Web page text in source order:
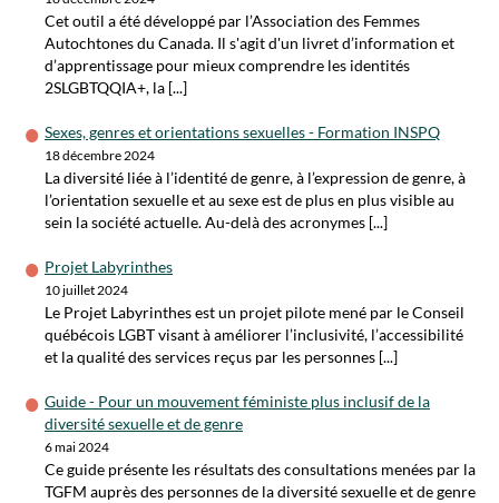
Cet outil a été développé par l’Association des Femmes
Autochtones du Canada. Il s'agit d'un livret d’information et
d’apprentissage pour mieux comprendre les identités
2SLGBTQQIA+, la [...]
Sexes, genres et orientations sexuelles - Formation INSPQ
18 décembre 2024
La diversité liée à l’identité de genre, à l’expression de genre, à
l’orientation sexuelle et au sexe est de plus en plus visible au
sein la société actuelle. Au-delà des acronymes [...]
Projet Labyrinthes
10 juillet 2024
Le Projet Labyrinthes est un projet pilote mené par le Conseil
québécois LGBT visant à améliorer l’inclusivité, l’accessibilité
et la qualité des services reçus par les personnes [...]
Guide - Pour un mouvement féministe plus inclusif de la
diversité sexuelle et de genre
6 mai 2024
Ce guide présente les résultats des consultations menées par la
TGFM auprès des personnes de la diversité sexuelle et de genre